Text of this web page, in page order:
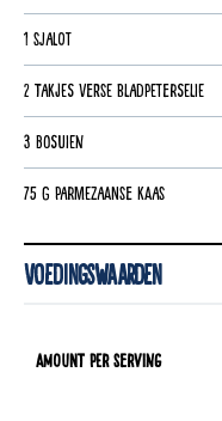
1 sjalot
2 takjes verse bladpeterselie
3 bosuien
75 g parmezaanse kaas
Voedingswaarden
Amount per Serving